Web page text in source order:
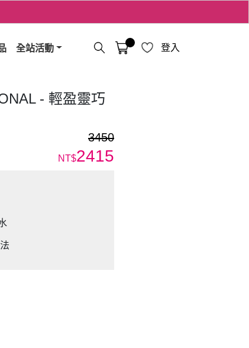
全站活動 登入
- 輕盈靈巧
3450
NT$2415